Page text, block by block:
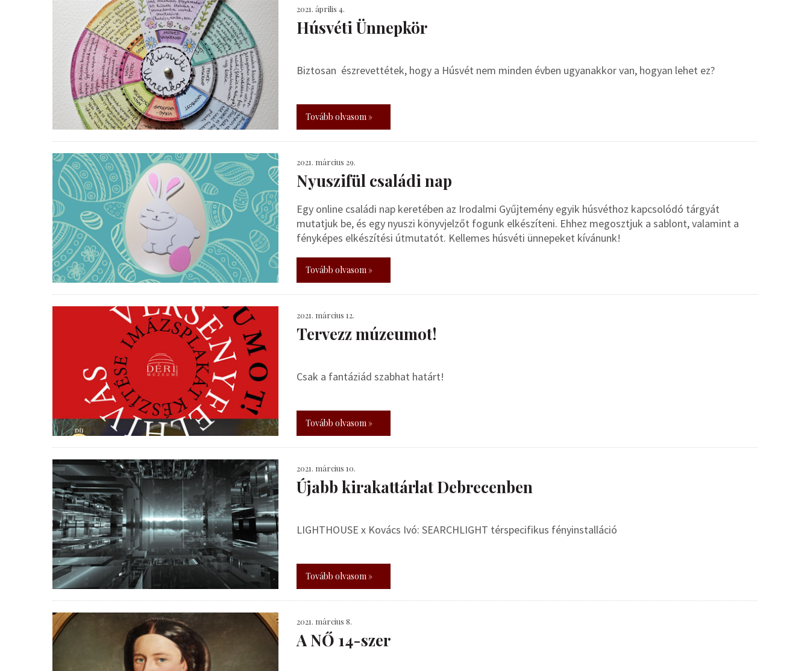
2021. április 4.
Húsvéti Ünnepkör
Biztosan észrevettétek, hogy a Húsvét nem minden évben ugyanakkor van, hogyan lehet ez?
Tovább olvasom »
2021. március 29.
Nyuszifül családi nap
Egy online családi nap keretében az Irodalmi Gyűjtemény egyik húsvéthoz kapcsolódó tárgyát
mutatjuk be, és egy nyuszi könyvjelzőt fogunk elkészíteni. Ehhez megosztjuk a sablont, valamint a
fényképes elkészítési útmutatót. Kellemes húsvéti ünnepeket kívánunk!
Tovább olvasom »
2021. március 12.
Tervezz múzeumot!
Csak a fantáziád szabhat határt!
Tovább olvasom »
2021. március 10.
Újabb kirakattárlat Debrecenben
LIGHTHOUSE x Kovács Ivó: SEARCHLIGHT térspecifikus fényinstalláció
Tovább olvasom »
2021. március 8.
A NŐ 14-szer